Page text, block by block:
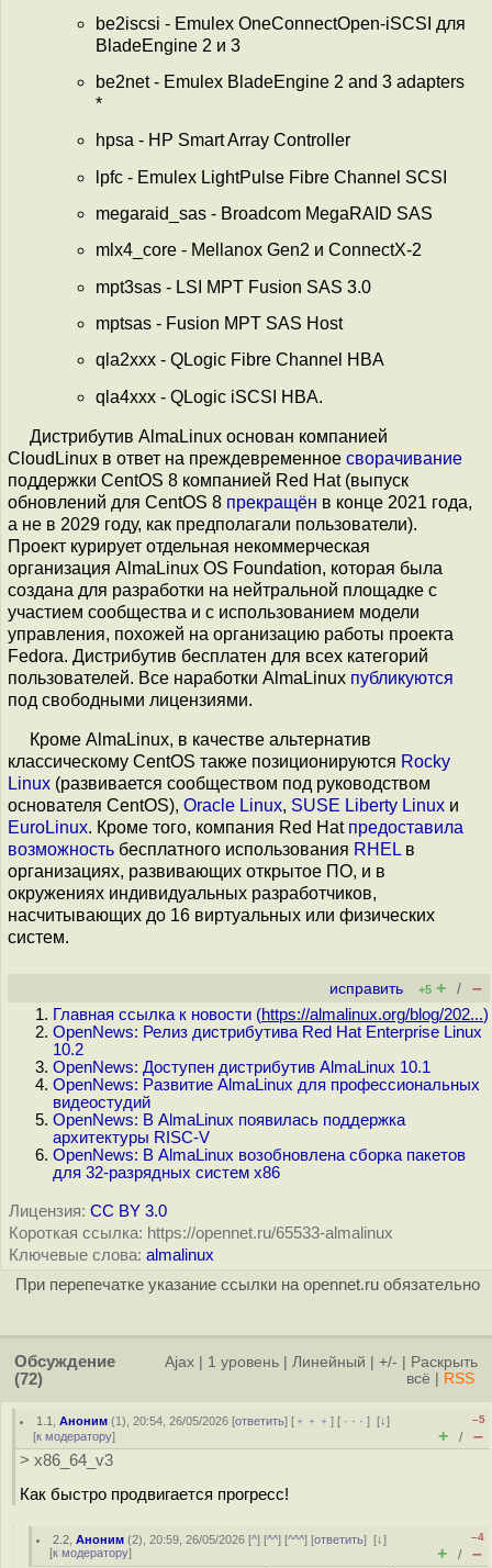
be2iscsi - Emulex OneConnectOpen-iSCSI для
BladeEngine 2 и 3
be2net - Emulex BladeEngine 2 and 3 adapters
*
hpsa - HP Smart Array Controller
lpfc - Emulex LightPulse Fibre Channel SCSI
megaraid_sas - Broadcom MegaRAID SAS
mlx4_core - Mellanox Gen2 и ConnectX-2
mpt3sas - LSI MPT Fusion SAS 3.0
mptsas - Fusion MPT SAS Host
qla2xxx - QLogic Fibre Channel HBA
qla4xxx - QLogic iSCSI HBA.
Дистрибутив AlmaLinux основан компанией
CloudLinux в ответ на преждевременное сворачивание
поддержки CentOS 8 компанией Red Hat (выпуск
обновлений для CentOS 8 прекращён в конце 2021 года,
а не в 2029 году, как предполагали пользователи).
Проект курирует отдельная некоммерческая
организация AlmaLinux OS Foundation, которая была
создана для разработки на нейтральной площадке с
участием сообщества и c использованием модели
управления, похожей на организацию работы проекта
Fedora. Дистрибутив бесплатен для всех категорий
пользователей. Все наработки AlmaLinux публикуются
под свободными лицензиями.
Кроме AlmaLinux, в качестве альтернатив
классическому CentOS также позиционируются Rocky
Linux (развивается сообществом под руководством
основателя CentOS), Oracle Linux, SUSE Liberty Linux и
EuroLinux. Кроме того, компания Red Hat предоставила
возможность бесплатного использования RHEL в
организациях, развивающих открытое ПО, и в
окружениях индивидуальных разработчиков,
насчитывающих до 16 виртуальных или физических
систем.
исправить +5 + / –
Главная ссылка к новости (https://almalinux.org/blog/202...)
OpenNews: Релиз дистрибутива Red Hat Enterprise Linux
10.2
OpenNews: Доступен дистрибутив AlmaLinux 10.1
OpenNews: Развитие AlmaLinux для профессиональных
видеостудий
OpenNews: В AlmaLinux появилась поддержка
архитектуры RISC-V
OpenNews: В AlmaLinux возобновлена сборка пакетов
для 32-разрядных систем x86
Лицензия: CC BY 3.0
Короткая ссылка: https://opennet.ru/65533-almalinux
Ключевые слова: almalinux
При перепечатке указание ссылки на opennet.ru обязательно
Обсуждение
(72)
Ajax 1 уровень Линейный +/-
Раскрыть
всё
RSS
1.1 ,Аноним (1), 20:54, 26/05/2026 [ответить] [ ﹢﹢﹢] [ · · ·][↓]
[к модератору]
–5
+ / –
> x86_64_v3
Как быстро продвигается прогресс!
2.2 ,Аноним (2), 20:59, 26/05/2026 [^] [^^] [^^^] [ответить][↓]
[к модератору]
–4
+ / –